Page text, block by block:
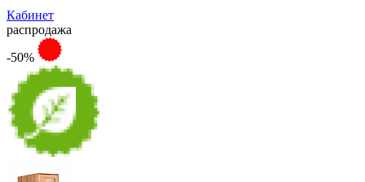
Кабинет
распродажа
-50%